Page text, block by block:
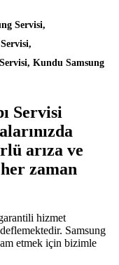
Servisi,
Kundu Samsung
Servisi
arıza ve
zaman
hizmet
Samsung
etmek için bizimle